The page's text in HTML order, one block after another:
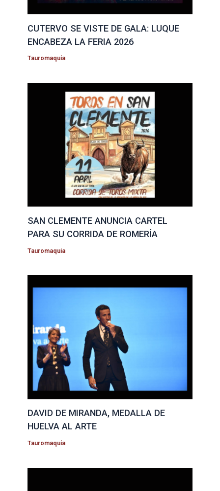
CUTERVO SE VISTE DE GALA: LUQUE
ENCABEZA LA FERIA 2026
Tauromaquia
SAN CLEMENTE ANUNCIA CARTEL
PARA SU CORRIDA DE ROMERÍA
Tauromaquia
DAVID DE MIRANDA, MEDALLA DE
HUELVA AL ARTE
Tauromaquia